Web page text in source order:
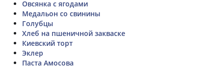
Овсянка с ягодами
Медальон со свинины
Голубцы
Хлеб на пшеничной закваске
Киевский торт
Эклер
Паста Амосова